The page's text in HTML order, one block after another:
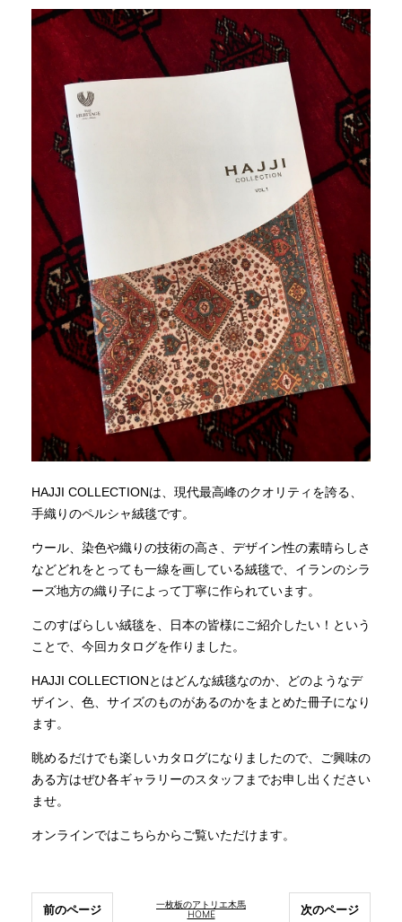
HAJJI COLLECTIONは、現代最高峰のクオリティを誇る、
手織りのペルシャ絨毯です。
ウール、染色や織りの技術の高さ、デザイン性の素晴らしさ
などどれをとっても一線を画している絨毯で、イランのシラ
ーズ地方の織り子によって丁寧に作られています。
このすばらしい絨毯を、日本の皆様にご紹介したい！という
ことで、今回カタログを作りました。
HAJJI COLLECTIONとはどんな絨毯なのか、どのようなデ
ザイン、色、サイズのものがあるのかをまとめた冊子になり
ます。
眺めるだけでも楽しいカタログになりましたので、ご興味の
ある方はぜひ各ギャラリーのスタッフまでお申し出ください
ませ。
オンラインではこちらからご覧いただけます。
一枚板のアトリエ木馬
HOME
前のページ 次のページ